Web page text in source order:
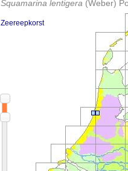
Squamarina lentigera (Weber)
Zeereepkorst